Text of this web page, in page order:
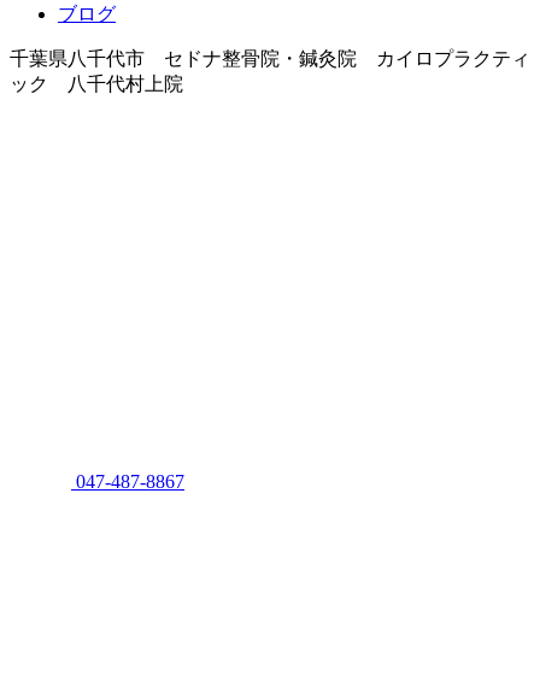
ブログ
千葉県八千代市 セドナ整骨院・鍼灸院 カイロプラクティ
ック 八千代村上院
047-487-8867